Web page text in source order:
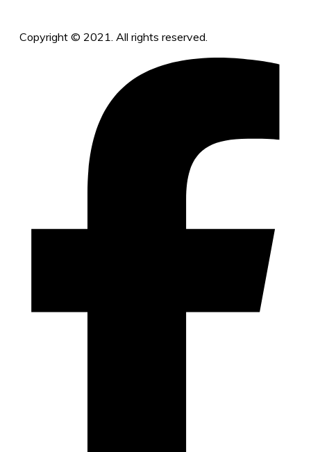
Copyright © 2021. All rights reserved.